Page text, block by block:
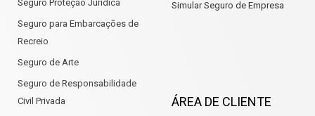
Seguro Proteção Jurídica
Seguro para Embarcações de
Recreio
Seguro de Arte
Seguro de Responsabilidade
Civil Privada
Simular Seguro de Empresa
ÁREA DE CLIENTE